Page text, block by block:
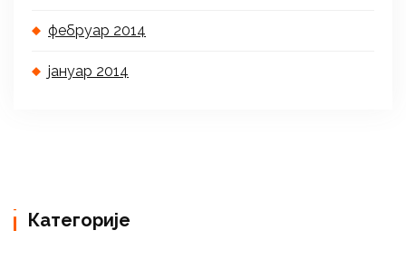
фебруар 2014
јануар 2014
Категорије